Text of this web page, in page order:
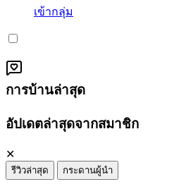
เข้ากลุ่ม
การบ้านล่าสุด
อัปเดตล่าสุดจากสมาชิก
✕
รีวิวล่าสุด กระดานผู้นำ